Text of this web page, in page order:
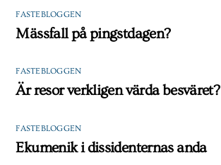
FASTEBLOGGEN
Mässfall på pingstdagen?
FASTEBLOGGEN
Är resor verkligen värda besväret?
FASTEBLOGGEN
Ekumenik i dissidenternas anda